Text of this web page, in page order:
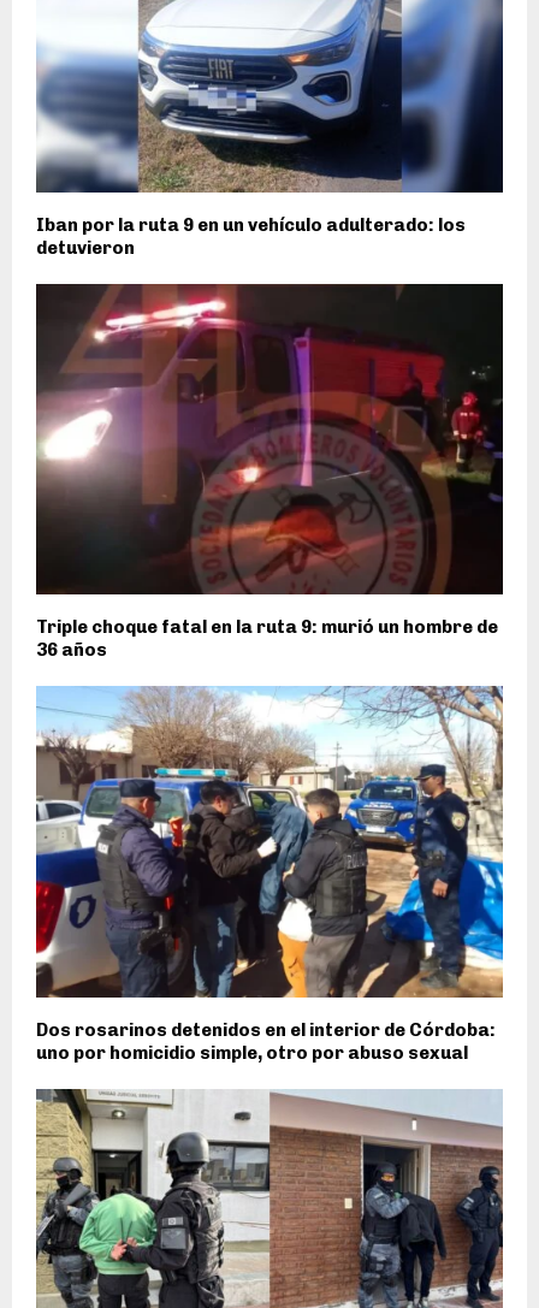
Iban por la ruta 9 en un vehículo adulterado: los
detuvieron
Triple choque fatal en la ruta 9: murió un hombre de
36 años
Dos rosarinos detenidos en el interior de Córdoba:
uno por homicidio simple, otro por abuso sexual